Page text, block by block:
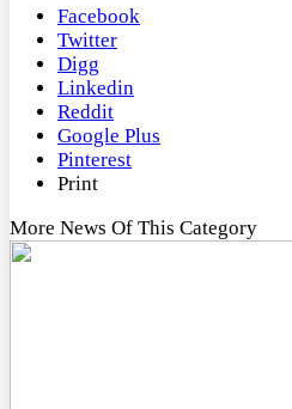
Facebook
Twitter
Digg
Linkedin
Reddit
Google Plus
Pinterest
Print
More News Of This Category